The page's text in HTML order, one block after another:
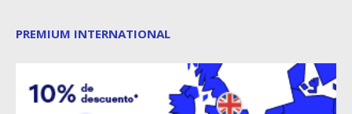
PREMIUM INTERNATIONAL